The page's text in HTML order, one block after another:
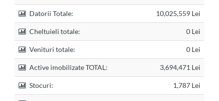
Datorii Totale: 10,025,559 Lei
Cheltuieli totale: 0 Lei
Venituri totale: 0 Lei
Active imobilizate TOTAL: 3,694,471 Lei
Stocuri: 1,787 Lei